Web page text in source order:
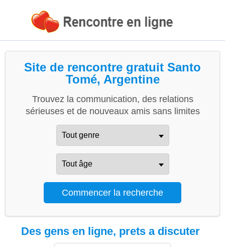
Site de rencontre gratuit Santo
Tomé, Argentine
Trouvez la communication, des relations
sérieuses et de nouveaux amis sans limites
Des gens en ligne, prets a discuter